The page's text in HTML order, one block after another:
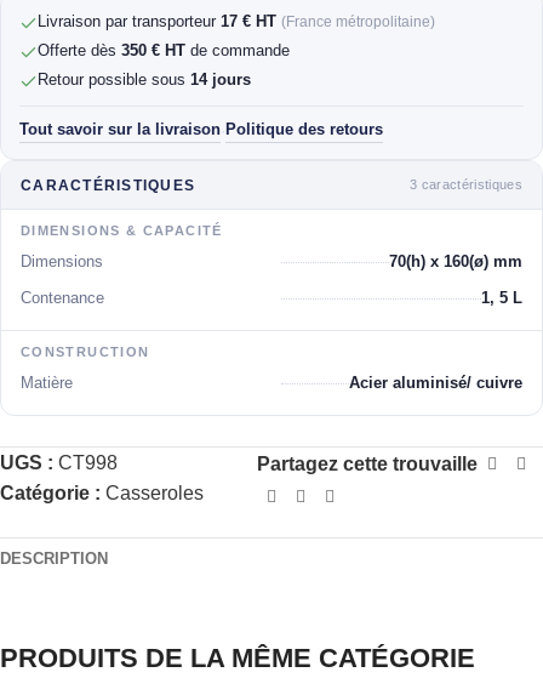
Livraison par transporteur 17 € HT (France métropolitaine)
Offerte dès 350 € HT de commande
Retour possible sous 14 jours
Tout savoir sur la livraison· Politique des retours
CARACTÉRISTIQUES 3 caractéristiques
DIMENSIONS & CAPACITÉ
Dimensions 70(h) x 160(ø) mm
Contenance 1, 5 L
CONSTRUCTION
Matière Acier aluminisé/ cuivre
UGS : CT998
Catégorie : Casseroles
Partagez cette trouvaille
DESCRIPTION
PRODUITS DE LA MÊME CATÉGORIE